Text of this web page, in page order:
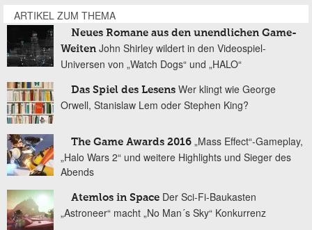
ARTIKEL ZUM THEMA
Neues Romane aus den unendlichen Game-
Weiten John Shirley wildert in den Videospiel-
Universen von „Watch Dogs“ und „HALO“
Das Spiel des Lesens Wer klingt wie George
Orwell, Stanislaw Lem oder Stephen King?
The Game Awards 2016 „Mass Effect“-Gameplay,
„Halo Wars 2“ und weitere Highlights und Sieger des
Abends
Atemlos in Space Der Sci-Fi-Baukasten
„Astroneer“ macht „No Man´s Sky“ Konkurrenz